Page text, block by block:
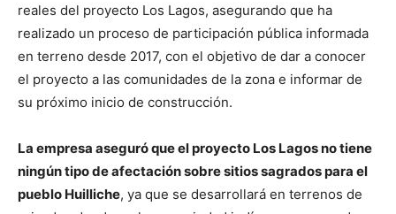
reales del proyecto Los Lagos, asegurando que ha
realizado un proceso de participación pública informada
en terreno desde 2017, con el objetivo de dar a conocer
el proyecto a las comunidades de la zona e informar de
su próximo inicio de construcción.
La empresa aseguró que el proyecto Los Lagos no tiene
ningún tipo de afectación sobre sitios sagrados para el
pueblo Huilliche, ya que se desarrollará en terrenos de